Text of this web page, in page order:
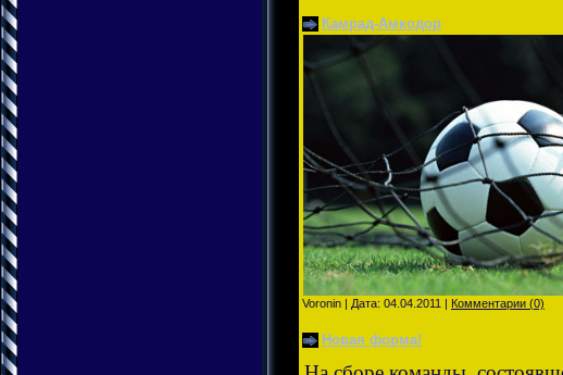
Камрад-Амкодор
Voronin | Дата: 04.04.2011 | Комментарии (0)
Новая форма!